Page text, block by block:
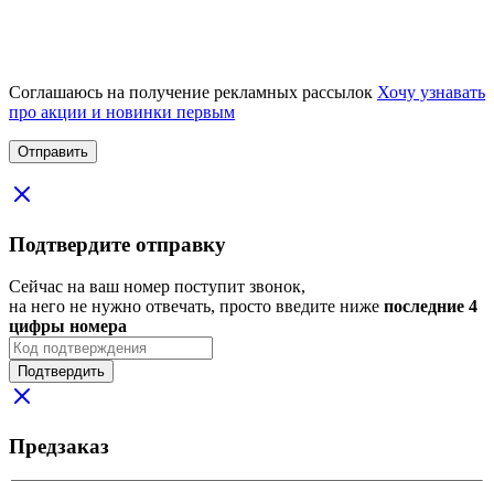
Соглашаюсь на получение рекламных рассылок Хочу узнавать
про акции и новинки первым
Подтвердите отправку
Сейчас на ваш номер поступит звонок,
на него не нужно отвечать, просто введите ниже последние 4
цифры номера
Подтвердить
Предзаказ